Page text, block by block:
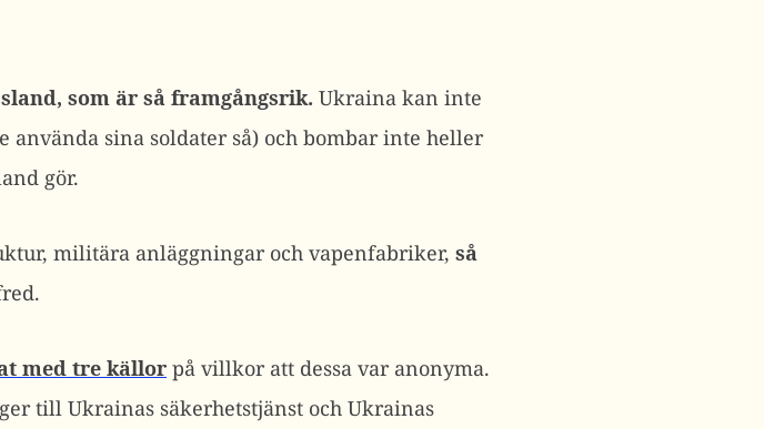
som är så framgångsrik. Ukraina kan inte
sina soldater så) och bombar inte heller
gör.
militära anläggningar och vapenfabriker, så
med tre källor på villkor att dessa var anonyma.
till Ukrainas säkerhetstjänst och Ukrainas